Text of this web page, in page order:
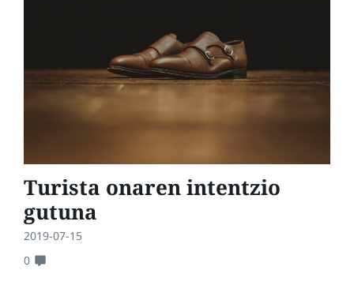
Turista onaren intentzio
gutuna
2019-07-15
0